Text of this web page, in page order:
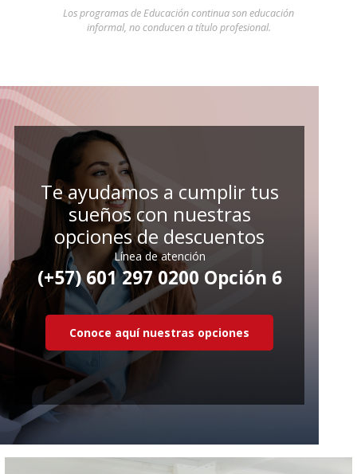
Los programas de Educación continua son educación
informal, no conducen a título profesional.
Te ayudamos a cumplir tus
sueños con nuestras
opciones de descuentos
Línea de atención
(+57) 601 297 0200 Opción 6
Conoce aquí nuestras opciones